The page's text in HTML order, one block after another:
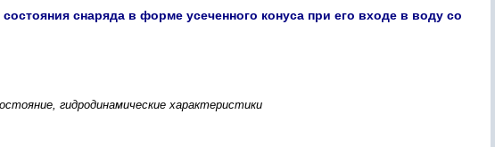
снаряда в форме усеченного конуса при его входе в воду со
гидродинамические характеристики